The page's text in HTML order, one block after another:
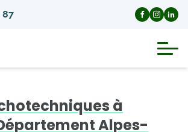
87
du permis de conduire
à
Alpes-